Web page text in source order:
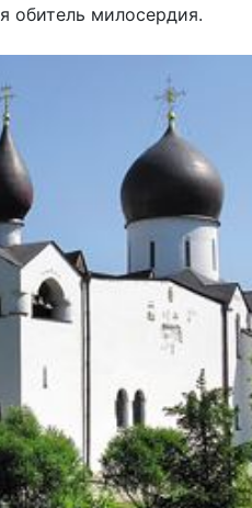
обитель милосердия.